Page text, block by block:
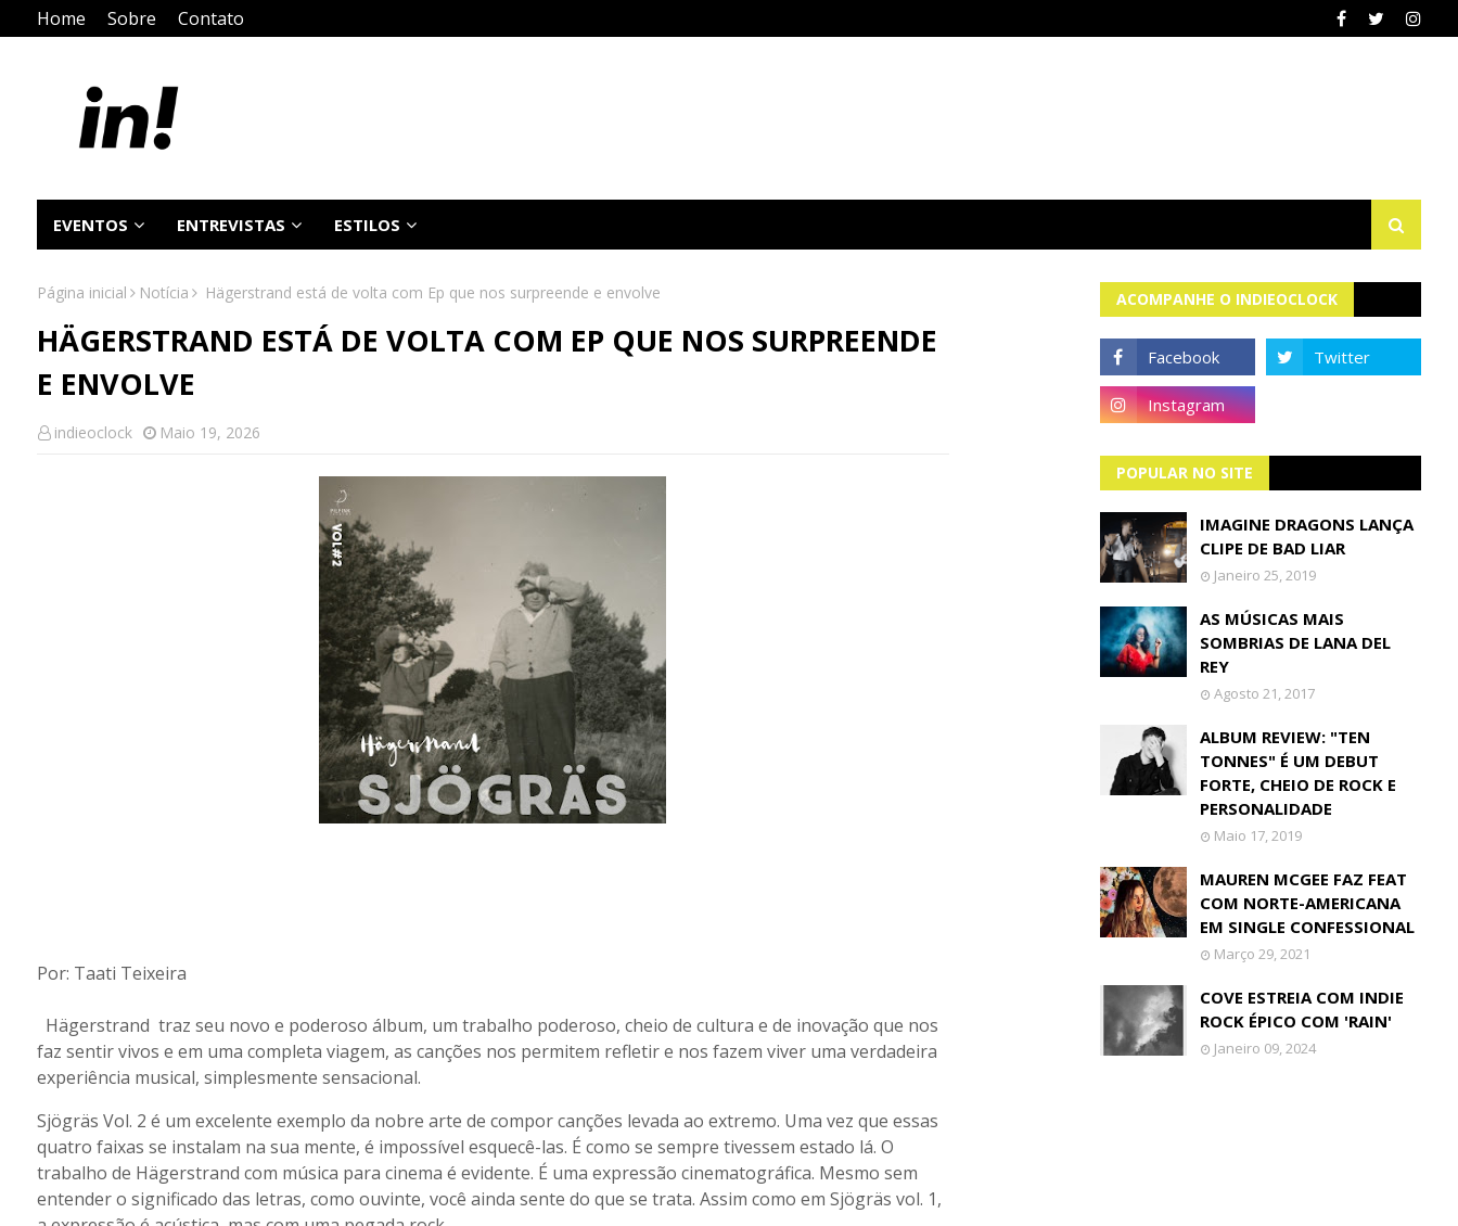
Home Sobre Contato
EVENTOS ENTREVISTAS ESTILOS
Página inicial Notícia Hägerstrand está de volta com Ep que nos surpreende e envolve
HÄGERSTRAND ESTÁ DE VOLTA COM EP QUE NOS SURPREENDE
E ENVOLVE
indieoclock Maio 19, 2026
Por: Taati Teixeira
Hägerstrand traz seu novo e poderoso álbum, um trabalho poderoso, cheio de cultura e de inovação que nos
faz sentir vivos e em uma completa viagem, as canções nos permitem refletir e nos fazem viver uma verdadeira
experiência musical, simplesmente sensacional.
Sjögräs Vol. 2 é um excelente exemplo da nobre arte de compor canções levada ao extremo. Uma vez que essas
quatro faixas se instalam na sua mente, é impossível esquecê-las. É como se sempre tivessem estado lá. O
trabalho de Hägerstrand com música para cinema é evidente. É uma expressão cinematográfica. Mesmo sem
entender o significado das letras, como ouvinte, você ainda sente do que se trata. Assim como em Sjögräs vol. 1,
ACOMPANHE O INDIEOCLOCK
POPULAR NO SITE
IMAGINE DRAGONS LANÇA
CLIPE DE BAD LIAR
Janeiro 25, 2019
AS MÚSICAS MAIS
SOMBRIAS DE LANA DEL
REY
Agosto 21, 2017
ALBUM REVIEW: "TEN
TONNES" É UM DEBUT
FORTE, CHEIO DE ROCK E
PERSONALIDADE
Maio 17, 2019
MAUREN MCGEE FAZ FEAT
COM NORTE-AMERICANA
EM SINGLE CONFESSIONAL
Março 29, 2021
COVE ESTREIA COM INDIE
ROCK ÉPICO COM 'RAIN'
Janeiro 09, 2024